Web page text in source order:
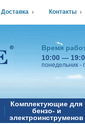
Время
10:00 —
понедельник -
Комплектующие для
бензо- и
электроинструменов
Доставка Контакты